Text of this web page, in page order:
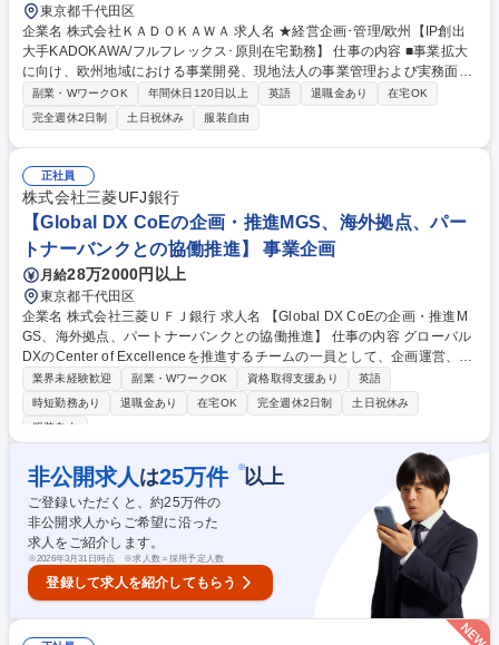
東京都千代田区
企業名 株式会社ＫＡＤＯＫＡＷＡ 求人名 ★経営企画･管理/欧州【IP創出
大手KADOKAWA/フルフレックス･原則在宅勤務】 仕事の内容 ■事業拡大
に向け、欧州地域における事業開発、現地法人の事業管理および実務面の
サポートをお任せします。 ★拡大中の欧州事業/フルフレックス･リモート
ワーク制度で働き易さ◎★ Europe HQは、KADOKAWAグループの日本拠
点、海外拠点、現地法人の担当者との連携を通じ欧州事業を拡大中。KAD
OKAWA東京拠点にあるEurope Headquartersにおいて以下を担当頂きま
す。 【具体的には】◎欧州現地法人の予算・中期計画・評価指標の作成と
業績管理における指導と監督、◎欧州現地法人の新規事業開発を中心とし
た業務支援、◎新規M&A案件の推進支援および買収後のPMI対応 募集職種
★経営企画･管理/欧州【IP創出大手KADOKAWA/フルフレックス･原則在宅
勤務】
副業・WワークOK 年間休日120日以上 英語 退職金あり
在宅OK
完全週休2日制
土日祝休み 服装自由
正社員
株式会社三菱UFJ銀行
【Global DX CoEの企画・推進MGS、海外拠点、パー
トナーバンクとの協働推進】 事業企画
月給28万2000円以上
東京都千代田区
企業名 株式会社三菱ＵＦＪ銀行 求人名 【Global DX CoEの企画・推進M
GS、海外拠点、パートナーバンクとの協働推進】 仕事の内容 グローバル
DXのCenter of Excellenceを推進するチームの一員として、企画運営、海
外拠点・海外グループ会社との協働推進、プロジェクトマネジメントに従
事いただきます。 【魅力】■BPRの基本的な考え方にも触れて頂きつつ、
邦銀随一の海外ネットワークを誇る当行に於いて、グローバルベースでD
ジュアル、在宅勤務は50％以上、休暇はもちろん、育休を取る方が多くい
ます。 ■中途採用も多く、全体の20～30％が中途採用者となり、今後更に
拡大予定。DX人材に特化した人事制度があります。 募集職種 【Global D
X CoEの企画・推進MGS、海外拠点、パートナーバンクとの協働推進】
業界未経験歓迎 副業・WワークOK 資格取得支援あり
英語
時短勤務あり
退職金あり 在宅OK 完全週休2日制
土日祝休み
服装自由
非公開求人 は25万件 ※以上
ご登録いただくと、約25万件の
非公開求人からご希望に沿った
求人をご紹介します。
※2026年3月31日時点 ※求人数＝採用予定人数
登録して求人を紹介してもらう